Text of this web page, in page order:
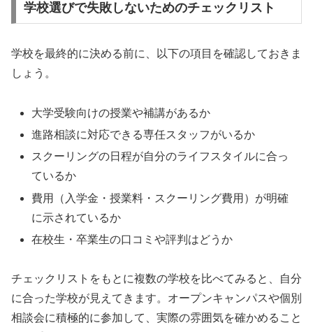
学校選びで失敗しないためのチェックリスト
学校を最終的に決める前に、以下の項目を確認しておきま
しょう。
大学受験向けの授業や補講があるか
進路相談に対応できる専任スタッフがいるか
スクーリングの日程が自分のライフスタイルに合っ
ているか
費用（入学金・授業料・スクーリング費用）が明確
に示されているか
在校生・卒業生の口コミや評判はどうか
チェックリストをもとに複数の学校を比べてみると、自分
に合った学校が見えてきます。オープンキャンパスや個別
相談会に積極的に参加して、実際の雰囲気を確かめること